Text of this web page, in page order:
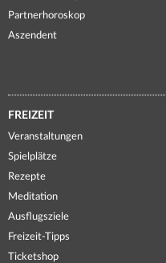
Partnerhoroskop
Aszendent
FREIZEIT
Veranstaltungen
Spielplätze
Rezepte
Meditation
Ausflugsziele
Freizeit-Tipps
Ticketshop